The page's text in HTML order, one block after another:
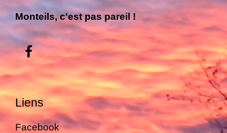
Monteils, c'est pas pareil !
Liens
Facebook